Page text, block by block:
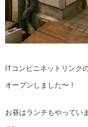
ITコンビニネットリンク
オープンしました〜！
お昼はランチもやってい